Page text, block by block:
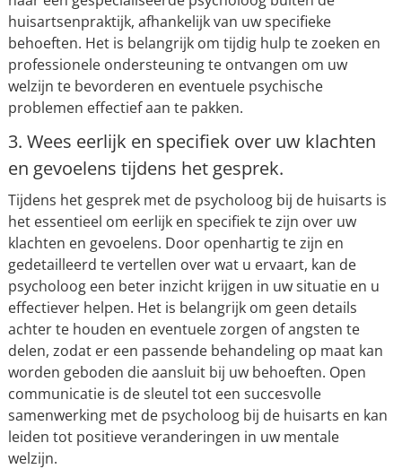
huisartsenpraktijk, afhankelijk van uw specifieke
behoeften. Het is belangrijk om tijdig hulp te zoeken en
professionele ondersteuning te ontvangen om uw
welzijn te bevorderen en eventuele psychische
problemen effectief aan te pakken.
3. Wees eerlijk en specifiek over uw klachten
en gevoelens tijdens het gesprek.
Tijdens het gesprek met de psycholoog bij de huisarts is
het essentieel om eerlijk en specifiek te zijn over uw
klachten en gevoelens. Door openhartig te zijn en
gedetailleerd te vertellen over wat u ervaart, kan de
psycholoog een beter inzicht krijgen in uw situatie en u
effectiever helpen. Het is belangrijk om geen details
achter te houden en eventuele zorgen of angsten te
delen, zodat er een passende behandeling op maat kan
worden geboden die aansluit bij uw behoeften. Open
communicatie is de sleutel tot een succesvolle
samenwerking met de psycholoog bij de huisarts en kan
leiden tot positieve veranderingen in uw mentale
welzijn.